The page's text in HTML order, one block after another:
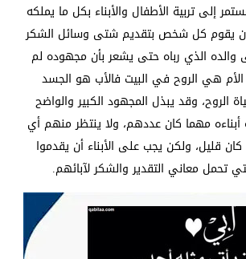
إلى تربية الأطفال والأبناء بكل ما يملكه
يقوم كل شخص بتقديم شتى وسائل الشكر
والده الذي رباه حتى يشعر بأن مجهوده لم
هي الروح في البيت فالأب هو الجسد
الروح، وقد يبذل المجهود الكبير والواضح
مهما كان عددهم، ولا ينتظر منهم أي
قليل، ولكن يجب على الأبناء أن يقدموا
تحمل معاني التقدير والشكر لآبائهم.